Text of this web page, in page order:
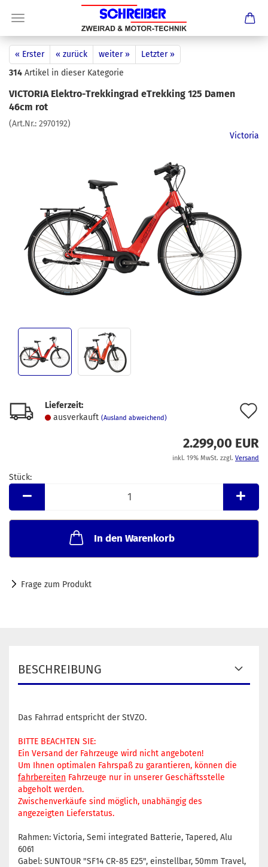
« Erster « zurück weiter »
Letzter »
314 Artikel in dieser Kategorie
VICTORIA Elektro-Trekkingrad eTrekking 125 Damen
46cm rot
(Art.Nr.: 2970192)
Victoria
Lieferzeit:
ausverkauft (Ausland abweichend)
2.299,00 EUR
inkl. 19% MwSt. zzgl. Versand
Stück:
Stück
In den Warenkorb
Frage zum Produkt
BESCHREIBUNG
Das Fahrrad entspricht der StVZO.
BITTE BEACHTEN SIE:
Ein Versand der Fahrzeuge wird nicht angeboten!
Um Ihnen optimalen Fahrspaß zu garantieren, können die
fahrbereiten Fahrzeuge nur in unserer Geschäftsstelle
abgeholt werden.
Zwischenverkäufe sind möglich, unabhängig des
angezeigten Lieferstatus.
Rahmen: Victoria, Semi integrated Batterie, Tapered, Alu
6061
Gabel: SUNTOUR "SF14 CR-85 E25", einstellbar, 50mm Travel,